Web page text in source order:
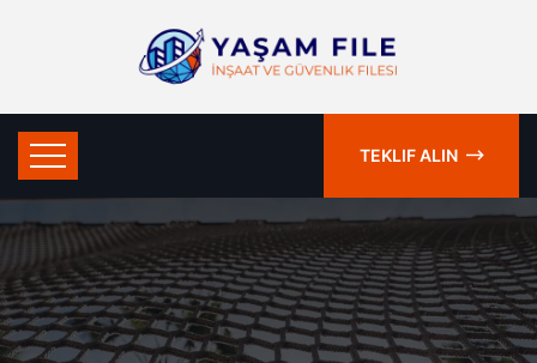
TEKLIF ALIN